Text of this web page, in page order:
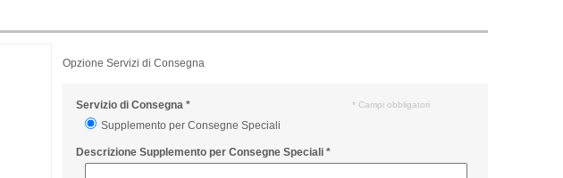
Opzione Servizi di Consegna
Servizio di Consegna*
Supplemento per Consegne Speciali
Descrizione Supplemento per Consegne Speciali*
* Campi obbligatori